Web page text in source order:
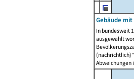
Gebäude
In bundesweit
ausgewählt
Abweichungen